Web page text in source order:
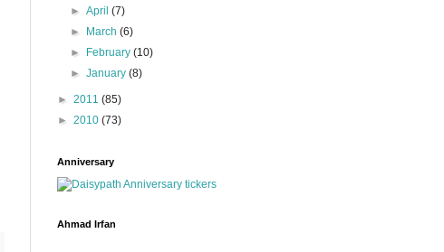
►April(7)
► March(6)
► February(10)
►January(8)
► 2011 (85)
► 2010 (73)
Anniversary
Ahmad Irfan